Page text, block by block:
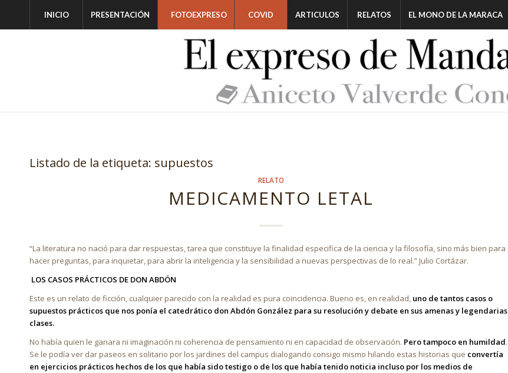
INICIO PRESENTACIÓN FOTOEXPRESO COVID ARTICULOS RELATOS EL MONO DE LA MARACA
Listado de la etiqueta: supuestos
RELATO
MEDICAMENTO LETAL
“La literatura no nació para dar respuestas, tarea que constituye la finalidad especifica de la ciencia y la filosofía, sino más bien para
hacer preguntas, para inquietar, para abrir la inteligencia y la sensibilidad a nuevas perspectivas de lo real.” Julio Cortázar.
LOS CASOS PRÁCTICOS DE DON ABDÓN
Este es un relato de ficción, cualquier parecido con la realidad es pura coincidencia. Bueno es, en realidad, uno de tantos casos o
supuestos prácticos que nos ponía el catedrático don Abdón González para su resolución y debate en sus amenas y legendarias
clases.
No había quien le ganara ni imaginación ni coherencia de pensamiento ni en capacidad de observación. Pero tampoco en humildad.
Se le podía ver dar paseos en solitario por los jardines del campus dialogando consigo mismo hilando estas historias que convertía
en ejercicios prácticos hechos de los que había sido testigo o de los que había tenido noticia incluso por los medios de